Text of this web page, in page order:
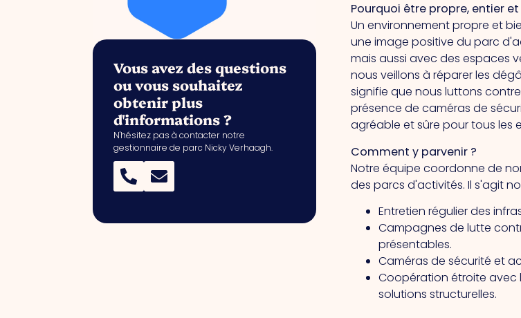
Vous avez des questions
ou vous souhaitez
obtenir plus
d'informations ?
N'hésitez pas à contacter notre
gestionnaire de parc Nicky Verhaagh.
Pourquoi être propre, entier et
Un environnement propre et
une image positive du parc
mais aussi avec des espaces
nous veillons à réparer les
signifie que nous luttons
présence de caméras de
agréable et sûre pour tous les
Comment y parvenir ?
Notre équipe coordonne de
des parcs d'activités. Il s'agit
Entretien régulier des
Campagnes de lutte
présentables.
Caméras de sécurité et
Coopération étroite avec
solutions structurelles.